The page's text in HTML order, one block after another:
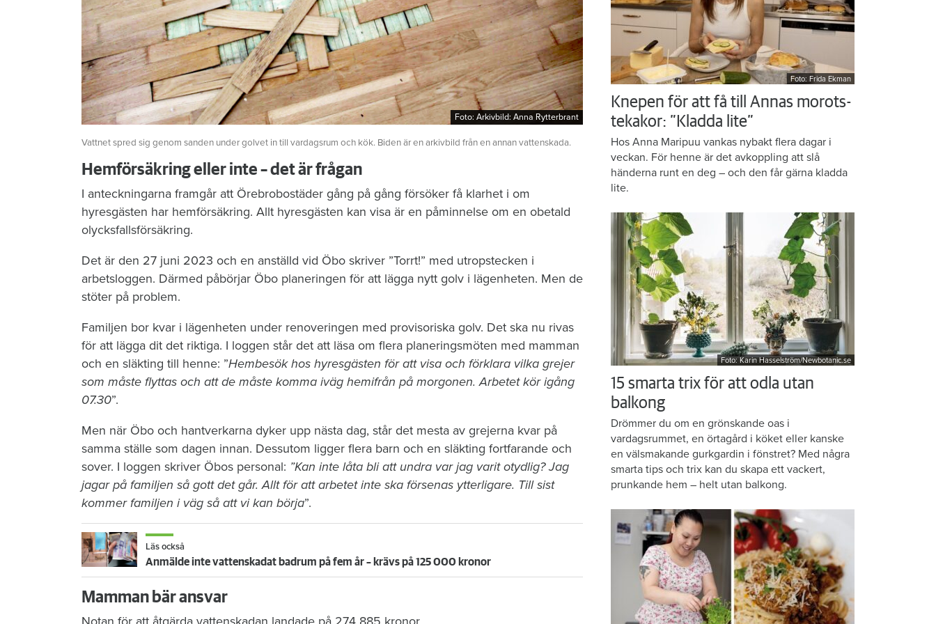
Foto: Arkivbild: Anna Rytterbrant
Foto: Arkivbild: Anna Rytterbrant
Vattnet spred sig genom sanden under golvet in till vardagsrum och kök. Biden är en arkivbild från en annan vattenskada.
Hemförsäkring eller inte – det är frågan
I anteckningarna framgår att Örebrobostäder gång på gång försöker få klarhet i om
hyresgästen har hemförsäkring. Allt hyresgästen kan visa är en påminnelse om en obetald
olycksfallsförsäkring.
Det är den 27 juni 2023 och en anställd vid Öbo skriver ”Torrt!” med utropstecken i
arbetsloggen. Därmed påbörjar Öbo planeringen för att lägga nytt golv i lägenheten. Men de
stöter på problem.
Familjen bor kvar i lägenheten under renoveringen med provisoriska golv. Det ska nu rivas
för att lägga dit det riktiga. I loggen står det att läsa om flera planeringsmöten med mamman
och en släkting till henne: ”Hembesök hos hyresgästen för att visa och förklara vilka grejer
som måste flyttas och att de måste komma iväg hemifrån på morgonen. Arbetet kör igång
07.30”.
Men när Öbo och hantverkarna dyker upp nästa dag, står det mesta av grejerna kvar på
samma ställe som dagen innan. Dessutom ligger flera barn och en släkting fortfarande och
sover. I loggen skriver Öbos personal: ”Kan inte låta bli att undra var jag varit otydlig? Jag
jagar på familjen så gott det går. Allt för att arbetet inte ska försenas ytterligare. Till sist
kommer familjen i väg så att vi kan börja”.
Läs också
Anmälde inte vattenskadat badrum på fem år – krävs på 125 000 kronor
Mamman bär ansvar
Foto: Frida Ekman
Knepen för att få till Annas morots-
tekakor: ”Kladda lite”
Hos Anna Maripuu vankas nybakt flera dagar i
veckan. För henne är det avkoppling att slå
händerna runt en deg – och den får gärna kladda
lite.
Foto: Karin Hasselström/Newbotanic.se
15 smarta trix för att odla utan
balkong
Drömmer du om en grönskande oas i
vardagsrummet, en örtagård i köket eller kanske
en välsmakande gurkgardin i fönstret? Med några
smarta tips och trix kan du skapa ett vackert,
prunkande hem – helt utan balkong.